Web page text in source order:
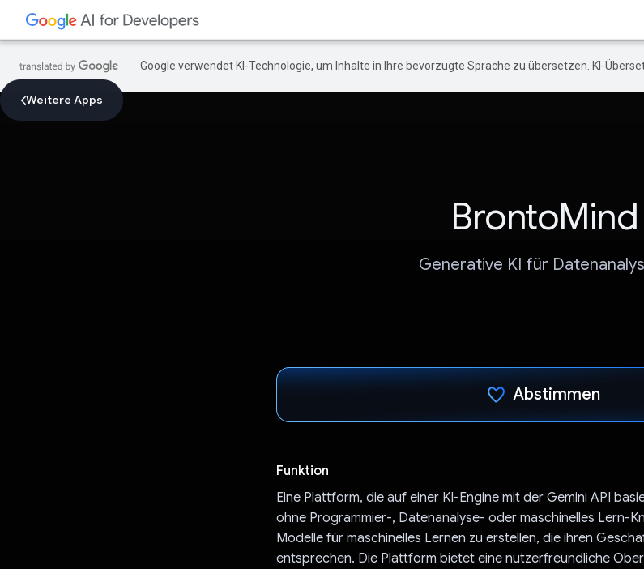
Google verwendet KI-Technologie, um Inhalte in Ihre bevorzugte Sprache zu übersetzen. KI-
Weitere Apps
BrontoMind
Generative KI für
Abstimmen
Funktion
Eine Plattform, die auf einer KI-Engine mit der Gemini API
ohne Programmier-, Datenanalyse- oder maschinelles Lern-
Modelle für maschinelles Lernen zu erstellen, die ihren
entsprechen. Die Plattform bietet eine nutzerfreundliche